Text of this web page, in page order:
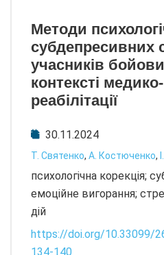
Методи
субдепресивних
учасників
контексті
реабілітації
30.11.2024
Т. Святенко, А. Костюченко,
психологічна корекція;
емоційне вигорання;
дій
https://doi.org/10.33099/
134-140